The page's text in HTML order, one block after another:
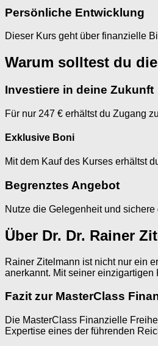
Persönliche Entwicklung
Dieser Kurs geht über finanzielle
Warum solltest du
Investiere in deine Zukunft
Für nur 247 € erhältst du Zugang
Exklusive Boni
Mit dem Kauf des Kurses erhältst
Begrenztes Angebot
Nutze die Gelegenheit und
Über Dr. Dr. Rainer
Rainer Zitelmann ist nicht nur ein
anerkannt. Mit seiner
Fazit zur MasterClass
Die MasterClass Finanzielle
Expertise eines der führenden